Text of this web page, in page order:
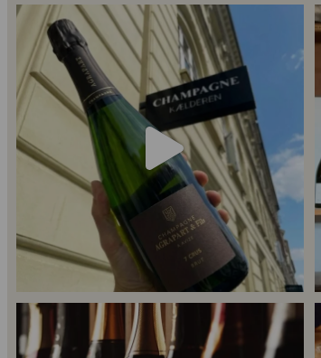
Kun 8 billetter tilbage til vores fredagssmagning
53
Er du helt ny indenfor champagne, og gerne vil...